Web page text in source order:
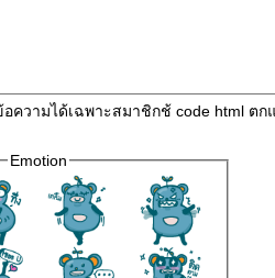
ความได้เฉพาะสมาชิกช้ code html ตก
Emotion